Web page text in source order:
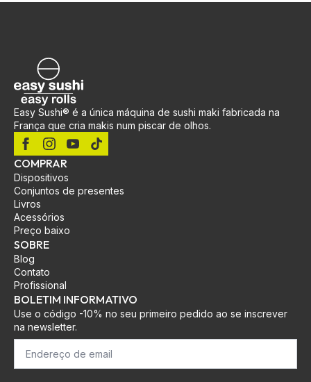
Easy Sushi® é a única máquina de sushi maki fabricada na
França que cria makis num piscar de olhos.
COMPRAR
Dispositivos
Conjuntos de presentes
Livros
Acessórios
Preço baixo
SOBRE
Blog
Contato
Profissional
BOLETIM INFORMATIVO
Use o código -10% no seu primeiro pedido ao se inscrever
na newsletter.